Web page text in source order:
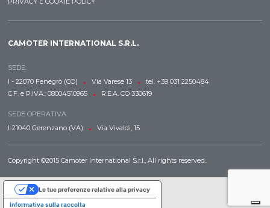
CAMOTER INTERNATIONAL S.R.L.
SEDE:
I - 22070 Fenegrò (CO)
• Via Varese 13 •
tel. +39 031 2250484
C.F. e P.IVA.: 08004510965
• R.E.A. CO 330619
SEDE OPERATIVA:
I-21040 Gerenzano (VA)
• Via Vivaldi, 15
Copyright ©2015 Camoter International S.r.l., All rights reserved.
Informativa sulla raccolta
Le tue preferenze relative alla privacy